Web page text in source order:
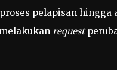
pelapisan hingga
request